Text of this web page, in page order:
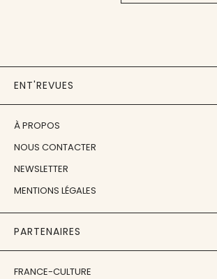
ENT'REVUES
À PROPOS
NOUS CONTACTER
NEWSLETTER
MENTIONS LÉGALES
PARTENAIRES
FRANCE-CULTURE